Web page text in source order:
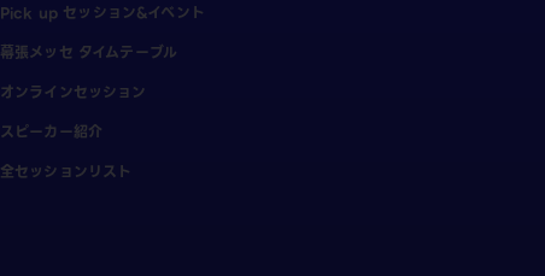
Pick up セッション&イベント
幕張メッセ タイムテーブル
オンラインセッション
スピーカー紹介
全セッションリスト